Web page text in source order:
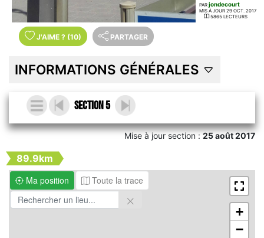
PAR jondecourt
MIS À JOUR 29 OCT. 2017
5865 LECTEURS
J'AIME ? (10) PARTAGER
INFORMATIONS GÉNÉRALES
Section 5
Mise à jour section :25 août 2017
89.9km
Ma position
Toute la trace
+
−